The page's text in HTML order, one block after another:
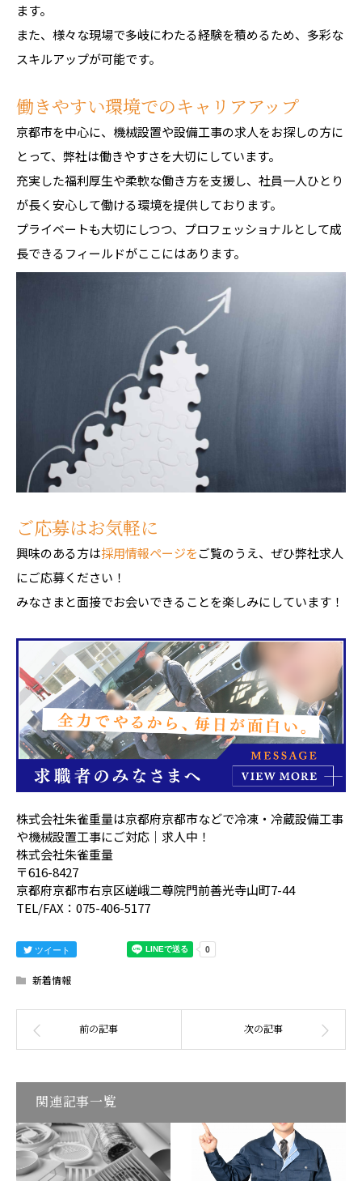
ます。
また、様々な現場で多岐にわたる経験を積めるため、多彩な
スキルアップが可能です。
働きやすい環境でのキャリアアップ
京都市を中心に、機械設置や設備工事の求人をお探しの方に
とって、弊社は働きやすさを大切にしています。
充実した福利厚生や柔軟な働き方を支援し、社員一人ひとり
が長く安心して働ける環境を提供しております。
プライベートも大切にしつつ、プロフェッショナルとして成
長できるフィールドがここにはあります。
ご応募はお気軽に
興味のある方は採用情報ページをご覧のうえ、ぜひ弊社求人
にご応募ください！
みなさまと面接でお会いできることを楽しみにしています！
株式会社朱雀重量は京都府京都市などで冷凍・冷蔵設備工事
や機械設置工事にご対応｜求人中！
株式会社朱雀重量
〒616-8427
京都府京都市右京区嵯峨二尊院門前善光寺山町7-44
TEL/FAX：075-406-5177
ツイート
新着情報
関連記事一覧